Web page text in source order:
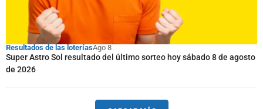
Resultados de las loteríasAgo 8
Super Astro Sol resultado del último sorteo hoy sábado 8 de agosto
de 2026